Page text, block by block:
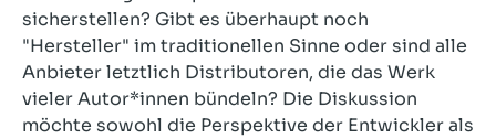
sicherstellen? Gibt es überhaupt noch
"Hersteller" im traditionellen Sinne oder sind alle
Anbieter letztlich Distributoren, die das Werk
vieler Autor*innen bündeln? Die Diskussion
möchte sowohl die Perspektive der Entwickler als